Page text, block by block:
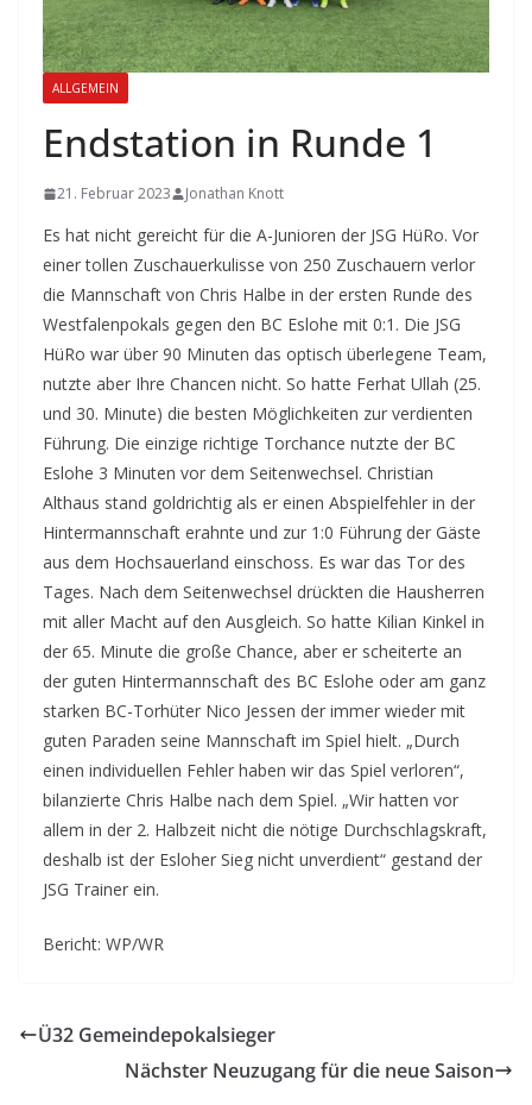
ALLGEMEIN
Endstation in Runde 1
21. Februar 2023 Jonathan Knott
Es hat nicht gereicht für die A-Junioren der JSG HüRo. Vor
einer tollen Zuschauerkulisse von 250 Zuschauern verlor
die Mannschaft von Chris Halbe in der ersten Runde des
Westfalenpokals gegen den BC Eslohe mit 0:1. Die JSG
HüRo war über 90 Minuten das optisch überlegene Team,
nutzte aber Ihre Chancen nicht. So hatte Ferhat Ullah (25.
und 30. Minute) die besten Möglichkeiten zur verdienten
Führung. Die einzige richtige Torchance nutzte der BC
Eslohe 3 Minuten vor dem Seitenwechsel. Christian
Althaus stand goldrichtig als er einen Abspielfehler in der
Hintermannschaft erahnte und zur 1:0 Führung der Gäste
aus dem Hochsauerland einschoss. Es war das Tor des
Tages. Nach dem Seitenwechsel drückten die Hausherren
mit aller Macht auf den Ausgleich. So hatte Kilian Kinkel in
der 65. Minute die große Chance, aber er scheiterte an
der guten Hintermannschaft des BC Eslohe oder am ganz
starken BC-Torhüter Nico Jessen der immer wieder mit
guten Paraden seine Mannschaft im Spiel hielt. „Durch
einen individuellen Fehler haben wir das Spiel verloren“,
bilanzierte Chris Halbe nach dem Spiel. „Wir hatten vor
allem in der 2. Halbzeit nicht die nötige Durchschlagskraft,
deshalb ist der Esloher Sieg nicht unverdient“ gestand der
JSG Trainer ein.
Bericht: WP/WR
Ü32 Gemeindepokalsieger
Nächster Neuzugang für die neue Saison